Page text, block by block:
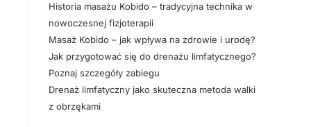
Historia masażu Kobido – tradycyjna technika w
nowoczesnej fizjoterapii
Masaż Kobido – jak wpływa na zdrowie i urodę?
Jak przygotować się do drenażu limfatycznego?
Poznaj szczegóły zabiegu
Drenaż limfatyczny jako skuteczna metoda walki
z obrzękami